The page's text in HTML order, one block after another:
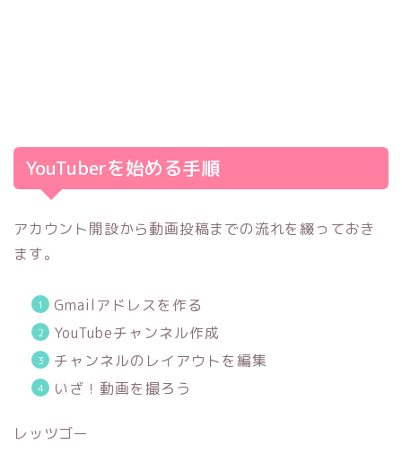
YouTuberを始める手順
アカウント開設から動画投稿までの流れを綴っておき
ます。
Gmailアドレスを作る
YouTubeチャンネル作成
チャンネルのレイアウトを編集
いざ！動画を撮ろう
レッツゴー